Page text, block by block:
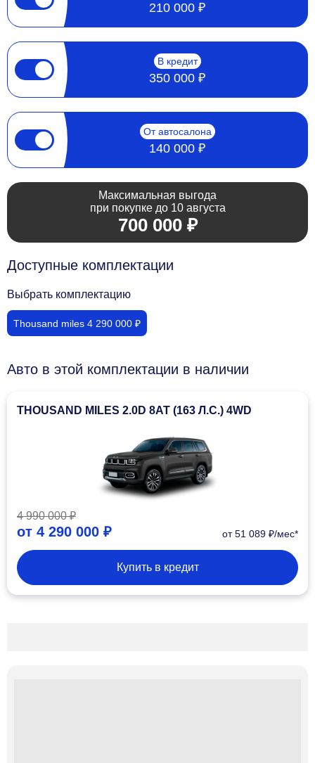
210 000 ₽
В кредит
350 000 ₽
От автосалона
140 000 ₽
Максимальная выгода
при покупке до 10 августа
700 000 ₽
Доступные комплектации
Выбрать комплектацию
Thousand miles 4 290 000 ₽
Авто в этой комплектации в наличии
THOUSAND MILES 2.0D 8AT (163 Л.С.) 4WD
4 990 000 ₽
от 4 290 000 ₽ от 51 089 ₽/мес*
Купить в кредит